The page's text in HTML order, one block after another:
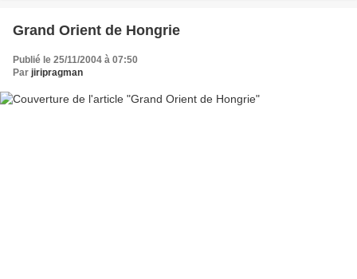
Grand Orient de Hongrie
Publié le 25/11/2004 à 07:50
Par jiripragman